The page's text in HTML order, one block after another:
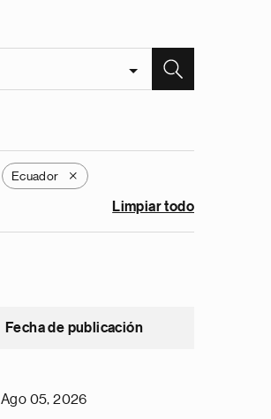
Ecuador X
Limpiar todo
Fecha de publicación
Ago 05, 2026